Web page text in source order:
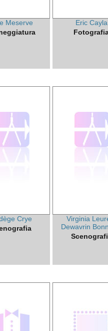
Meserve
Eric Cayla
Crye
Virginia
Dewavrin